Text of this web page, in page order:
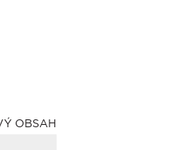
OBSAH